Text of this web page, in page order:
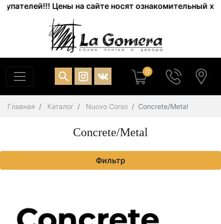
Цены на сайте носят ознакомительный
0
Главная Каталог Nuovo Corso Concrete/Metal
Concrete/Metal
Фильтр